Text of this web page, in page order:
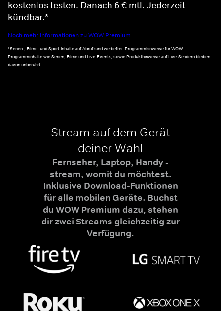
kostenlos testen. Danach 6 € mtl. Jederzeit
kündbar.*
Noch mehr Informationen zu WOW Premium
*Serien-, Filme- und Sport-Inhalte auf Abruf sind werbefrei. Programmhinweise für WOW
Programminhalte wie Serien, Filme und Live-Events, sowie Produkthinweise auf Live-Sendern bleiben
davon unberührt.
Stream auf dem Gerät
deiner Wahl
Fernseher, Laptop, Handy -
stream, womit du möchtest.
Inklusive Download-Funktionen
für alle mobilen Geräte. Buchst
du WOW Premium dazu, stehen
dir zwei Streams gleichzeitig zur
Verfügung.